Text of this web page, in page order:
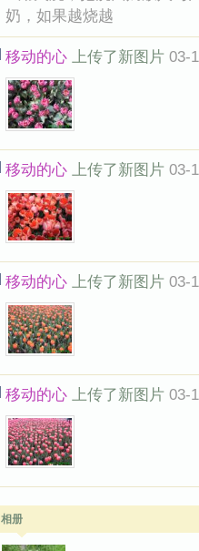
奶，如果越烧越
移动的心 上传了新图片 03-
移动的心 上传了新图片 03-
移动的心 上传了新图片 03-
移动的心 上传了新图片 03-
相册